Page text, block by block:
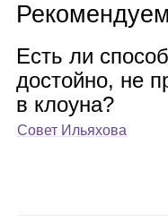
Есть ли
достойно, не
в кло­уна?
Совет Ильяхова